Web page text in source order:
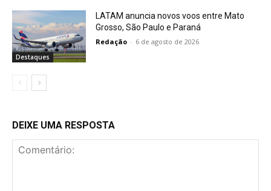
Destaques
LATAM anuncia novos voos entre Mato
Grosso, São Paulo e Paraná
Redação - 6 de agosto de 2026
DEIXE UMA RESPOSTA